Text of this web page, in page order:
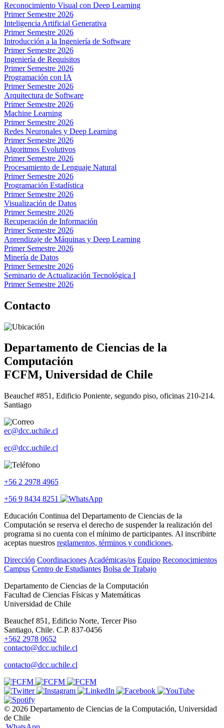
Reconocimiento Visual con Deep Learning
Primer Semestre 2026
Inteligencia Artificial Generativa
Primer Semestre 2026
Introducción a la Ingeniería de Software
Primer Semestre 2026
Ingeniería de Requisitos
Primer Semestre 2026
Programación con IA
Primer Semestre 2026
Arquitectura de Software
Primer Semestre 2026
Machine Learning
Primer Semestre 2026
Redes Neuronales y Deep Learning
Primer Semestre 2026
Algoritmos Evolutivos
Primer Semestre 2026
Procesamiento de Lenguaje Natural
Primer Semestre 2026
Programación Estadística
Primer Semestre 2026
Visualización de Datos
Primer Semestre 2026
Recuperación de Información
Primer Semestre 2026
Aprendizaje de Máquinas y Deep Learning
Primer Semestre 2026
Minería de Datos
Primer Semestre 2026
Seminario de Actualización Tecnológica I
Primer Semestre 2026
Contacto
Departamento de Ciencias de la
Computación
FCFM, Universidad de Chile
Beauchef #851, Edificio Poniente, segundo piso, oficinas 210-214.
Santiago
ec@dcc.uchile.cl
ec@dcc.uchile.cl
+56 2 2978 4965
+56 9 8434 8251
Educación Continua del Departamento de Ciencias de la
Computación se reserva el derecho de suspender la realización del
programa si no cuenta con el mínimo de participantes. Al inscribirte
aceptas nuestros reglamentos, términos y condiciones.
Dirección Coordinaciones Académicas/os Equipo Reconocimientos
Campus Centro de Estudiantes Bolsa de Trabajo
Departamento de Ciencias de la Computación
Facultad de Ciencias Físicas y Matemáticas
Universidad de Chile
Beauchef 851, Edificio Norte, Tercer Piso
Santiago, Chile. C.P. 837-0456
+562 2978 0652
contacto@dcc.uchile.cl
contacto@dcc.uchile.cl
© 2026 Departamento de Ciencias de la Computación, Universidad
de Chile